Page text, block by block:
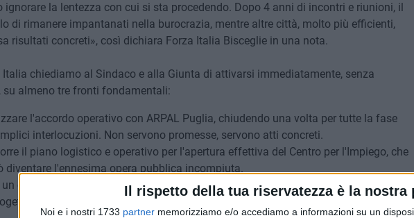
Il rispetto della tua riservatezza è la nostra
Noi e i nostri 1733 partner memorizziamo e/o accediamo a informazioni su un
ignorare la lentezza con cui si sta procedendo. Dopo 4 anni di incontri e riunioni, il
di rimanere impantanati nella burocrazia, mentre altre città, molto più efficienti,
risultati concreti», così dichiara Forza Italia Bisceglie in una nota.
Italia chiediamo al Sindaco e alla Giunta di attivarsi immediatamente, senza
su almeno tre fronti fondamentali:
l'accordo operativo con ARPAL Puglia, chiudendo una volta per tutte la fase
interlocuzioni. Non servono promesse, servono atti concreti.
il piano logistico e operativo per l'apertura effettiva del Centro per l'Impiego, che
diventare l'ennesima opera pubblica incompiuta.
confronto con le imprese e le categorie produttive di Bisceglie, coinvolgendole
dei servizi, per favorire realmente nuova occupazione», prosegue.